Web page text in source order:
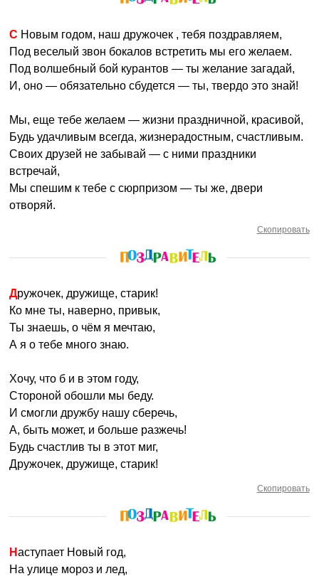
С Новым годом, наш дружочек , тебя поздравляем,
Под веселый звон бокалов встретить мы его желаем.
Под волшебный бой курантов — ты желание загадай,
И, оно — обязательно сбудется — ты, твердо это знай!
Мы, еще тебе желаем — жизни праздничной, красивой,
Будь удачливым всегда, жизнерадостным, счастливым.
Своих друзей не забывай — с ними праздники
встречай,
Мы спешим к тебе с сюрпризом — ты же, двери
отворяй.
Скопировать
Дружочек, дружище, старик!
Ко мне ты, наверно, привык,
Ты знаешь, о чём я мечтаю,
А я о тебе много знаю.
Хочу, что б и в этом году,
Стороной обошли мы беду.
И смогли дружбу нашу сберечь,
А, быть может, и больше разжечь!
Будь счастлив ты в этот миг,
Дружочек, дружище, старик!
Скопировать
Наступает Новый год,
На улице мороз и лед,